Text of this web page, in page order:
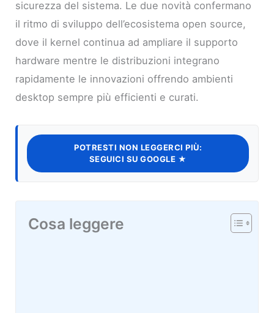
sicurezza del sistema. Le due novità confermano
il ritmo di sviluppo dell’ecosistema open source,
dove il kernel continua ad ampliare il supporto
hardware mentre le distribuzioni integrano
rapidamente le innovazioni offrendo ambienti
desktop sempre più efficienti e curati.
POTRESTI NON LEGGERCI PIÙ:
SEGUICI SU GOOGLE ★
Cosa leggere